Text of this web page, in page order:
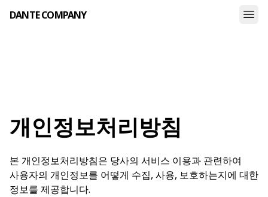
DANTE COMPANY
개인정보처리방침
본 개인정보처리방침은 당사의 서비스 이용과 관련하여
사용자의 개인정보를 어떻게 수집, 사용, 보호하는지에 대한
정보를 제공합니다.